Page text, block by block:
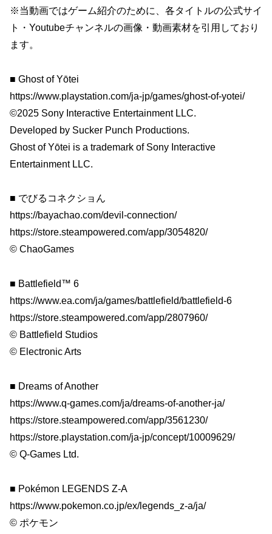
※当動画ではゲーム紹介のために、各タイトルの公式サイ
ト・Youtubeチャンネルの画像・動画素材を引用しており
ます。
■ Ghost of Yōtei
https://www.playstation.com/ja-jp/games/ghost-of-yotei/
©2025 Sony Interactive Entertainment LLC.
Developed by Sucker Punch Productions.
Ghost of Yōtei is a trademark of Sony Interactive
Entertainment LLC.
■ でびるコネクショん
https://bayachao.com/devil-connection/
https://store.steampowered.com/app/3054820/
© ChaoGames
■ Battlefield™ 6
https://www.ea.com/ja/games/battlefield/battlefield-6
https://store.steampowered.com/app/2807960/
© Battlefield Studios
© Electronic Arts
■ Dreams of Another
https://www.q-games.com/ja/dreams-of-another-ja/
https://store.steampowered.com/app/3561230/
https://store.playstation.com/ja-jp/concept/10009629/
© Q-Games Ltd.
■ Pokémon LEGENDS Z-A
https://www.pokemon.co.jp/ex/legends_z-a/ja/
© ポケモン